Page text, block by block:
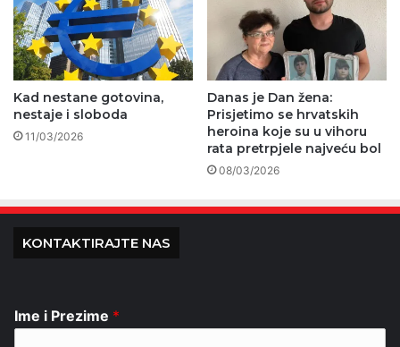
Kad nestane gotovina,
nestaje i sloboda
11/03/2026
Danas je Dan žena:
Prisjetimo se hrvatskih
heroina koje su u vihoru
rata pretrpjele najveću bol
08/03/2026
KONTAKTIRAJTE NAS
Ime i Prezime *